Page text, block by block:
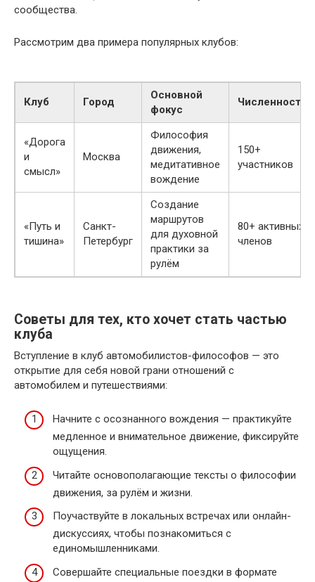
сообщества.
Рассмотрим два примера популярных клубов:
Клуб Город
Основной
фокус
Численность
«Дорога
и
смысл»
Москва
Философия
движения,
медитативное
вождение
150+
участников
«Путь и
тишина»
Санкт-
Петербург
Создание
маршрутов
для духовной
практики за
рулём
80+ активных
членов
Советы для тех, кто хочет стать частью
клуба
Вступление в клуб автомобилистов-философов — это
открытие для себя новой грани отношений с
автомобилем и путешествиями:
Начните с осознанного вождения — практикуйте
медленное и внимательное движение, фиксируйте
ощущения.
Читайте основополагающие тексты о философии
движения, за рулём и жизни.
Поучаствуйте в локальных встречах или онлайн-
дискуссиях, чтобы познакомиться с
единомышленниками.
Совершайте специальные поездки в формате